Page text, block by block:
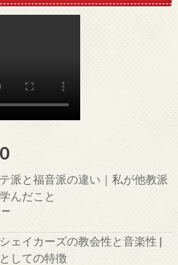
派と福音派の違い｜私が他教派
んだこと
ェイカーズの教会性と音楽性 |
しての特徴